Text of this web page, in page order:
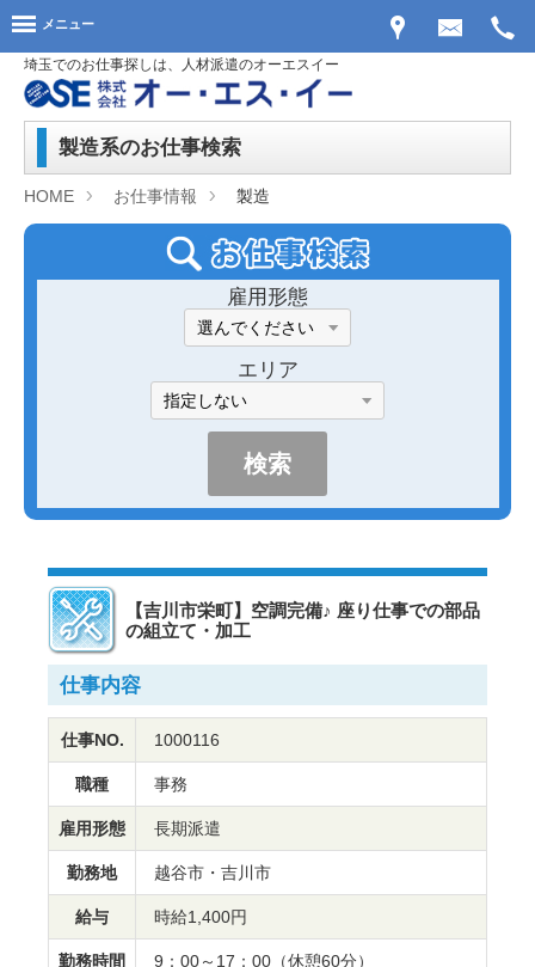
埼玉でのお仕事探しは、人材派遣のオーエスイー
メニュー
製造系のお仕事検索
HOME お仕事情報 製造
雇用形態
エリア
【吉川市栄町】空調完備♪ 座り仕事での部品
の組立て・加工
仕事内容
仕事NO. 1000116
職種 事務
雇用形態 長期派遣
勤務地 越谷市・吉川市
給与 時給1,400円
勤務時間 9：00～17：00（休憩60分）